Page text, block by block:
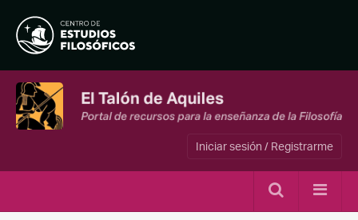
Iniciar sesión / Registrarme